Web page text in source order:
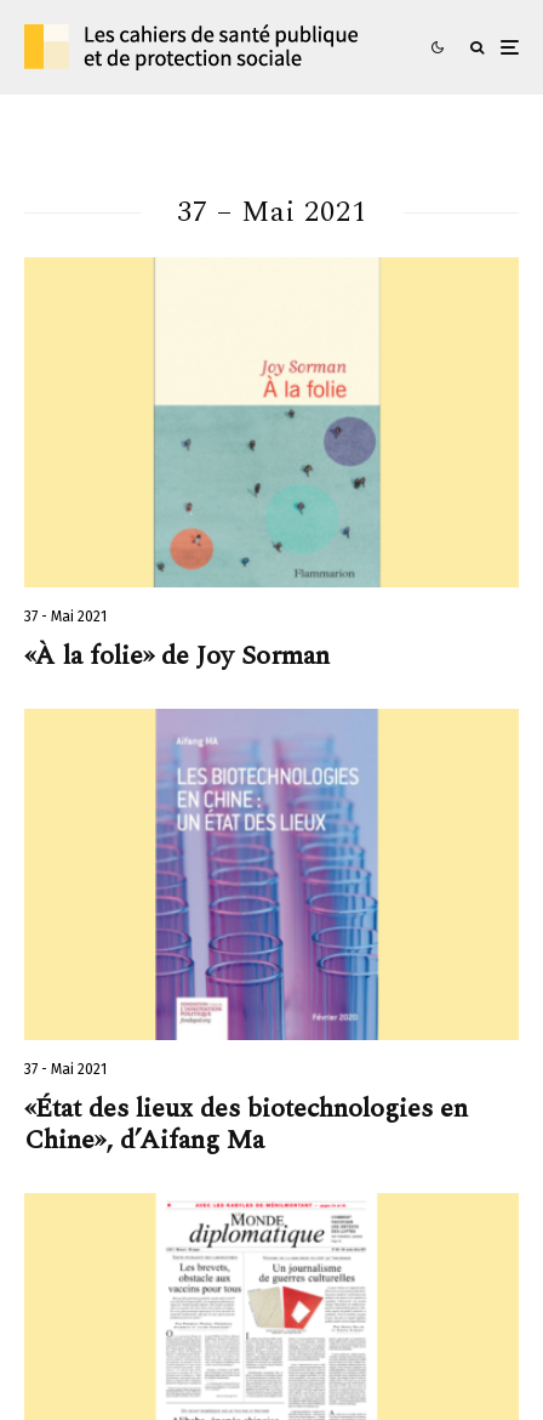
37 – Mai 2021
37 - Mai 2021
«À la folie» de Joy Sorman
37 - Mai 2021
«État des lieux des biotechnologies en
Chine», d’Aifang Ma